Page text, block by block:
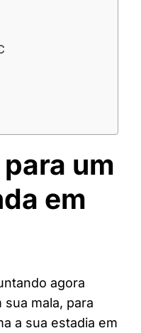
um
em
agora
mala, para
a sua estadia em